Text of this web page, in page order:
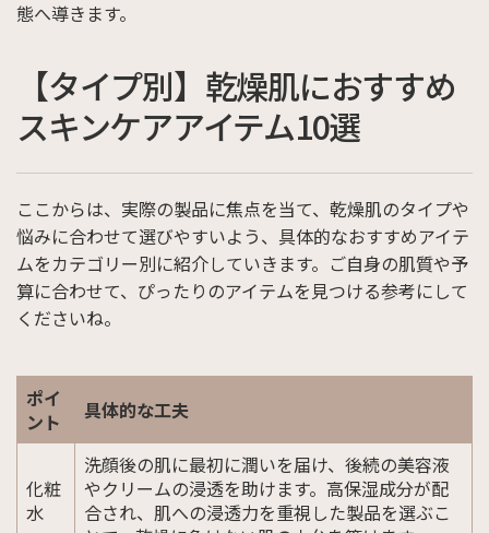
態へ導きます。
【タイプ別】乾燥肌におすすめ
スキンケアアイテム10選
ここからは、実際の製品に焦点を当て、乾燥肌のタイプや
悩みに合わせて選びやすいよう、具体的なおすすめアイテ
ムをカテゴリー別に紹介していきます。ご自身の肌質や予
算に合わせて、ぴったりのアイテムを見つける参考にして
くださいね。
ポイ
ント
具体的な工夫
化粧
水
洗顔後の肌に最初に潤いを届け、後続の美容液
やクリームの浸透を助けます。高保湿成分が配
合され、肌への浸透力を重視した製品を選ぶこ